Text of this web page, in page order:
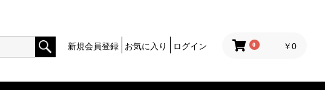
新規会員登録 お気に入り ログイン 0 ￥0